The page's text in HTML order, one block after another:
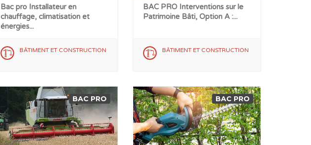
Bac pro Installateur en
chauffage, climatisation et
énergies...
BÂTIMENT ET CONSTRUCTION
BAC PRO Interventions sur le
Patrimoine Bâti, Option A :...
BÂTIMENT ET CONSTRUCTION
BAC PRO BAC PRO